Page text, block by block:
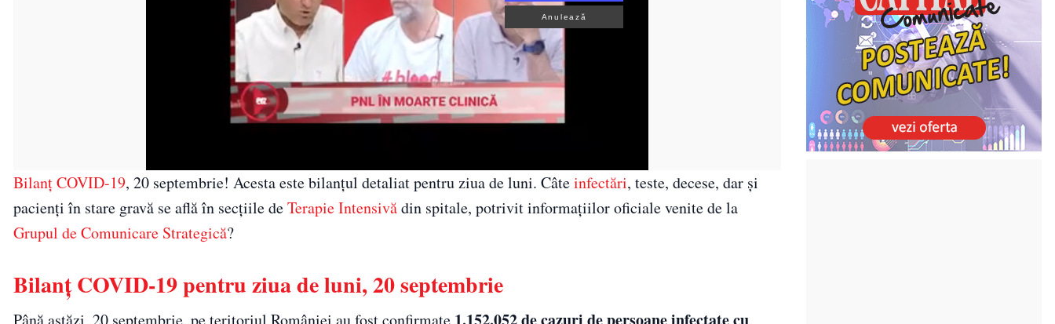
Următorul videoclip în 3
Anulează
Bilanţ COVID-19, 20 septembrie! Acesta este bilanţul detaliat pentru ziua de luni. Câteinfectări, teste, decese, dar şi
pacienţi în stare gravă se află în secţiile deTerapie Intensivădin spitale, potrivit informaţiilor oficiale venite de la
Grupul de Comunicare Strategică?
Bilanţ COVID-19 pentru ziua de luni, 20 septembrie